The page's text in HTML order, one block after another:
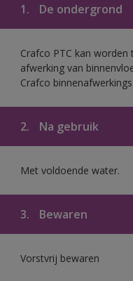
1. De ondergrond
Crafco PTC kan
afwerking van
Crafco
2. Na gebruik
Met voldoende water.
3. Bewaren
Vorstvrij bewaren